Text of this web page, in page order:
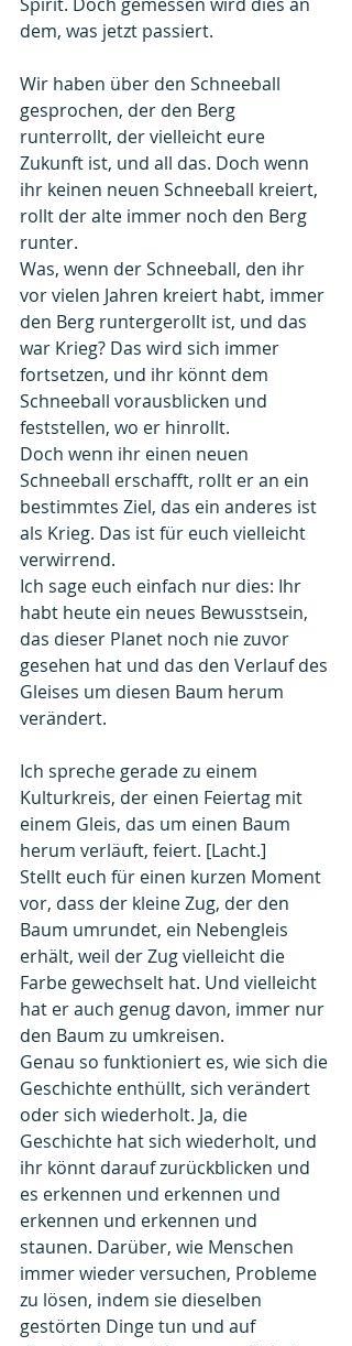
dem, was jetzt passiert.
Wir haben über den Schneeball
gesprochen, der den Berg
runterrollt, der vielleicht eure
Zukunft ist, und all das. Doch wenn
ihr keinen neuen Schneeball kreiert,
rollt der alte immer noch den Berg
runter.
Was, wenn der Schneeball, den ihr
vor vielen Jahren kreiert habt, immer
den Berg runtergerollt ist, und das
war Krieg? Das wird sich immer
fortsetzen, und ihr könnt dem
Schneeball vorausblicken und
feststellen, wo er hinrollt.
Doch wenn ihr einen neuen
Schneeball erschafft, rollt er an ein
bestimmtes Ziel, das ein anderes ist
als Krieg. Das ist für euch vielleicht
verwirrend.
Ich sage euch einfach nur dies: Ihr
habt heute ein neues Bewusstsein,
das dieser Planet noch nie zuvor
gesehen hat und das den Verlauf des
Gleises um diesen Baum herum
verändert.
Ich spreche gerade zu einem
Kulturkreis, der einen Feiertag mit
einem Gleis, das um einen Baum
herum verläuft, feiert. [Lacht.]
Stellt euch für einen kurzen Moment
vor, dass der kleine Zug, der den
Baum umrundet, ein Nebengleis
erhält, weil der Zug vielleicht die
Farbe gewechselt hat. Und vielleicht
hat er auch genug davon, immer nur
den Baum zu umkreisen.
Genau so funktioniert es, wie sich die
Geschichte enthüllt, sich verändert
oder sich wiederholt. Ja, die
Geschichte hat sich wiederholt, und
ihr könnt darauf zurückblicken und
es erkennen und erkennen und
erkennen und erkennen und
staunen. Darüber, wie Menschen
immer wieder versuchen, Probleme
zu lösen, indem sie dieselben
gestörten Dinge tun und auf